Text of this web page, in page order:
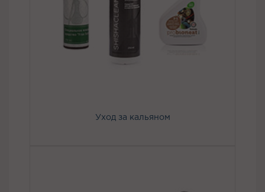
Уход за кальяном